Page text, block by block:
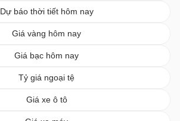
Dự báo thời tiết hôm nay
Giá vàng hôm nay
Giá bạc hôm nay
Tỷ giá ngoại tệ
Giá xe ô tô